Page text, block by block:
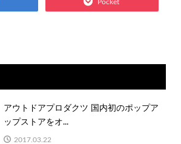
Pocket
アウトドアプロダクツ 国内初のポップア
ップストアをオ...
2017.03.22